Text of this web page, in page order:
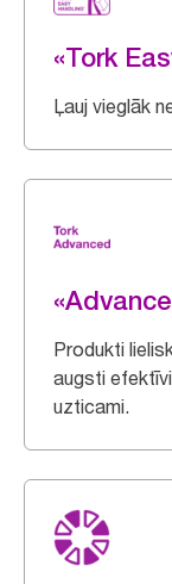
«Tork
Ļauj vieglāk
Produkti
augsti
uzticami.